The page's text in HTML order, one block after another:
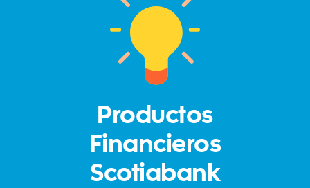
Productos
Financieros
Scotiabank